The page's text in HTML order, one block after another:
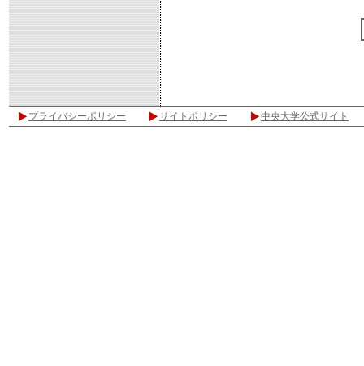
プライバシーポリシー サイトポリシー 中央大学公式サイト